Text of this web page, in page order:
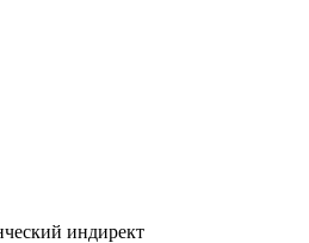
индирект